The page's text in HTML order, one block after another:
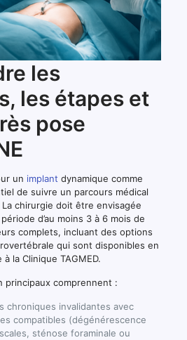
les
les étapes et
pose
un implant dynamique comme
de suivre un parcours médical
chirurgie doit être envisagée
d’au moins 3 à 6 mois de
complets, incluant des options
qui sont disponibles en
la Clinique TAGMED.
principaux comprennent :
chroniques invalidantes avec
compatibles (dégénérescence
sténose foraminale ou